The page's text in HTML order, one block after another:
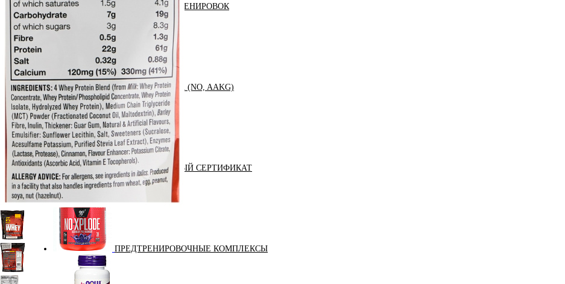
ОДЕЖДА ДЛЯ ТРЕНИРОВОК
ОКСИД АЗОТА (NO, AAKG)
ПОДАРОЧНЫЙ СЕРТИФИКАТ
ПРЕДТРЕНИРОВОЧНЫЕ КОМПЛЕКСЫ